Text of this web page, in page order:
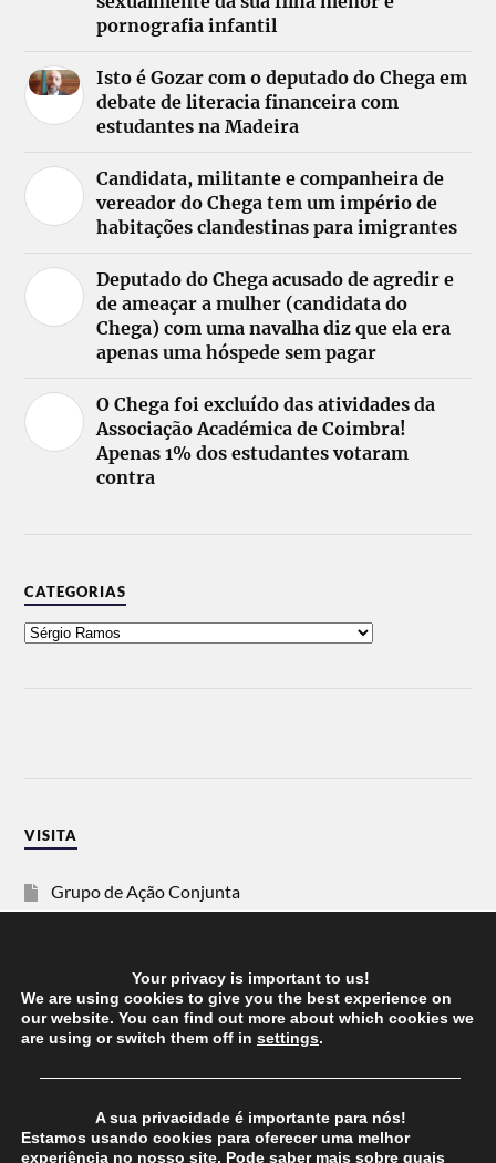
pornografia infantil
Isto é Gozar com o deputado do Chega em
debate de literacia financeira com
estudantes na Madeira
Candidata, militante e companheira de
vereador do Chega tem um império de
habitações clandestinas para imigrantes
Deputado do Chega acusado de agredir e
de ameaçar a mulher (candidata do
Chega) com uma navalha diz que ela era
apenas uma hóspede sem pagar
O Chega foi excluído das atividades da
Associação Académica de Coimbra!
Apenas 1% dos estudantes votaram
contra
CATEGORIAS
VISITA
Grupo de Ação Conjunta
Vida Justa
dezanove
Your privacy is important to us!
We are using cookies to give you the best experience on
our website. You can find out more about which cookies we
are using or switch them off in settings.
──────────────────────────────────────
A sua privacidade é importante para nós!
Estamos usando cookies para oferecer uma melhor
experiência no nosso site. Pode saber mais sobre quais